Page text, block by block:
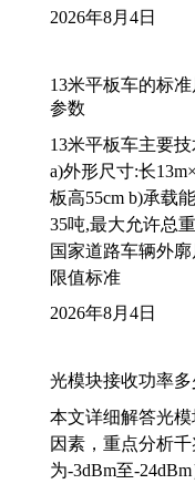
2026年8月4日
13米平板车的标
参数
13米平板车主要
a)外形尺寸:长
板高55cm b)承载
35吨,最大允许总
国家道路车辆外
限值标准
2026年8月4日
光模块接收功率多
本文详细解答光
因素，重点分析
为-3dBm至-